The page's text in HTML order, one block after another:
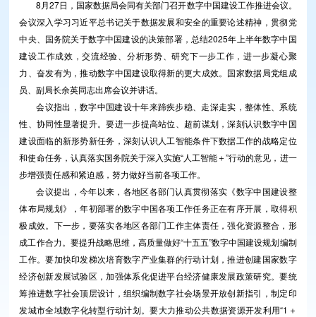
8月27日，国家数据局会同有关部门召开数字中国建设工作推进会议。
会议深入学习习近平总书记关于数据发展和安全的重要论述精神，贯彻党
中央、国务院关于数字中国建设的决策部署，总结2025年上半年数字中国
建设工作成效，交流经验、分析形势、研究下一步工作，进一步凝心聚
力、奋发有为，推动数字中国建设取得新的更大成效。国家数据局党组成
员、副局长余英同志出席会议并讲话。
会议指出，数字中国建设十年来蹄疾步稳、走深走实，整体性、系统
性、协同性显著提升。要进一步提高站位、超前谋划，深刻认识数字中国
建设面临的新形势新任务，深刻认识人工智能条件下数据工作的战略定位
和使命任务，认真落实国务院关于深入实施“人工智能＋”行动的意见，进一
步增强责任感和紧迫感，努力做好当前各项工作。
会议提出，今年以来，各地区各部门认真贯彻落实《数字中国建设整
体布局规划》，年初部署的数字中国各项工作任务正在有序开展，取得积
极成效。下一步，要落实各地区各部门工作主体责任，强化资源整合，形
成工作合力。要提升战略思维，高质量做好“十五五”数字中国建设规划编制
工作。要加快印发梯次培育数字产业集群的行动计划，推进创建国家数字
经济创新发展试验区，加强体系化促进平台经济健康发展政策研究。要统
筹推进数字社会顶层设计，组织编制数字社会场景开放创新指引，制定印
发城市全域数字化转型行动计划。要大力推动公共数据资源开发利用“1＋